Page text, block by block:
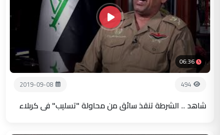
06:36
494
2019-09-08
شاهد .. الشرطة تنقذ سائق من محاولة "تسليب" في كربلاء